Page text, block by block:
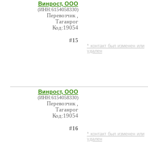
Винрост, ООО
(ИНН:6154058330)
Перевозчик ,
Таганрог
Код:19054
#15
* контакт был изменен или
удален
Винрост, ООО
(ИНН:6154058330)
Перевозчик ,
Таганрог
Код:19054
#16
* контакт был изменен или
удален